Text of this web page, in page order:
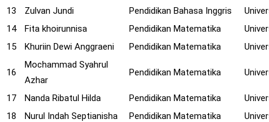
13
Zulvan Jundi Pendidikan Bahasa Inggris
14
Fita khoirunnisa Pendidikan Matematika
15
Khuriin Dewi Anggraeni Pendidikan Matematika
16
Mochammad Syahrul
Azhar
Pendidikan Matematika
17 Nanda Ribatul Hilda Pendidikan Matematika
18
Nurul Indah Septianisha Pendidikan Matematika